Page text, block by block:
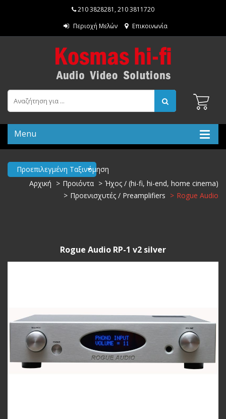
210 3828281 ,210 3811720
Περιοχή Μελών
Επικοινωνία
Menu
Προεπιλεγμένη Ταξινόμηση
Αρχική
Προιόντα
Ήχος / (hi-fi, hi-end, home cinema)
Προενισχυτές / Preamplifiers
Rogue Audio
Rogue Audio RP-1 v2 silver